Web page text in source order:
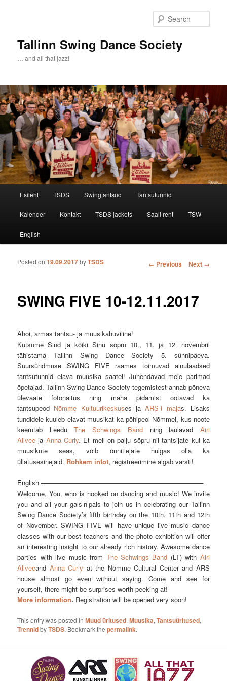
Tallinn Swing Dance Society
… and all that jazz!
Skip to primary content
Skip to secondary content
Esileht TSDS Swingtantsud Tantsutunnid
Kalender Kontakt TSDS jackets Saali rent TSW
English
Post navigation
← Previous Next →
SWING FIVE 10-12.11.2017
Posted on19.09.2017byTSDS
Ahoi, armas tantsu- ja muusikahuviline!
Kutsume Sind ja kõiki Sinu sõpru 10., 11. ja 12. novembril
tähistama Tallinn Swing Dance Society 5. sünnipäeva.
Suursündmuse SWING FIVE raames toimuvad ainulaadsed
tantsutunnid elava muusika saatel! Juhendavad meie parimad
õpetajad. Tallinn Swing Dance Society tegemistest annab põneva
ülevaate fotonäitus ning maha pidamist ootavad ka
tantsupeod Nõmme Kultuurikeskuses jaARS-i majas. Lisaks
tundidele kuuleb elavat muusikat ka põhipeol Nõmmel, kus noote
keerutab LeeduThe Schwings Bandning laulavad Airi
Allvee ja Anna Curly. Et meil on palju sõpru nii tantsijate kui ka
muusikute seas, võib õnnitlejate hulgas olla ka
üllatusesinejaid. Rohkem infot, registreerimine algab varsti!
English————————–————————–———————–
Welcome, You, who is hooked on dancing and music! We invite
you and all your gals’n’pals to join us in celebrating our Tallinn
Swing Dance Society’s fifth birthday on the 10th, 11th and 12th
of November. SWING FIVE will have unique live music dance
classes with our best teachers and the photo exhibition will offer
an interesting insight to our already rich history. Awesome dance
parties with live music from The Schwings Band (LT) with Airi
Allveeand Anna Curly at the Nõmme Cultural Center and ARS
house almost go even without saying. Come and see for
yourself, there might be surprises worth peeking at!
More information. Registration will be opened very soon!
This entry was posted inMuud üritused,Muusika,Tantsuüritused,
TrennidbyTSDS. Bookmark thepermalink.